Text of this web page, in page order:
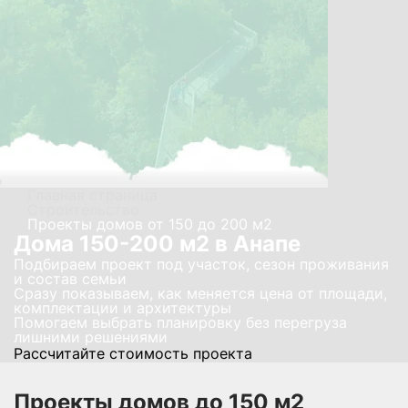
Проекты домов от 150 до 200 м2
Дома 150-200 м2 в Анапе
Подбираем проект под участок, сезон проживания
и состав семьи
Сразу показываем, как меняется цена от площади,
комплектации и архитектуры
Помогаем выбрать планировку без перегруза
лишними решениями
Рассчитайте стоимость проекта
Проекты домов до 150 м2